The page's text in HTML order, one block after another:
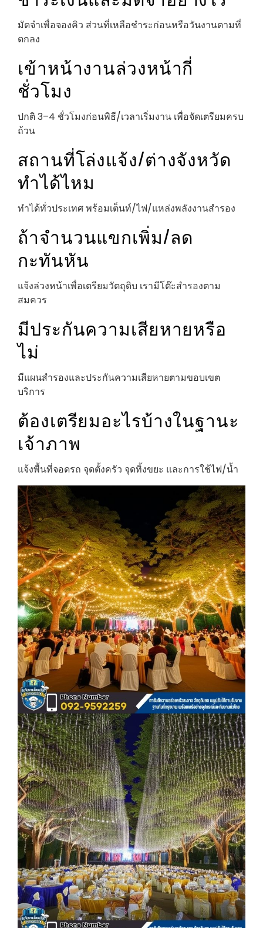
มัดจำเพื่อจองคิว ส่วนที่เหลือชำระก่อนหรือวันงานตามที่
ตกลง
เข้าหน้างานล่วงหน้ากี่
ชั่วโมง
ปกติ 3–4 ชั่วโมงก่อนพิธี/เวลาเริ่มงาน เพื่อจัดเตรียมครบ
ถ้วน
สถานที่โล่งแจ้ง/ต่างจังหวัด
ทำได้ไหม
ทำได้ทั่วประเทศ พร้อมเต็นท์/ไฟ/แหล่งพลังงานสำรอง
ถ้าจำนวนแขกเพิ่ม/ลด
กะทันหัน
แจ้งล่วงหน้าเพื่อเตรียมวัตถุดิบ เรามีโต๊ะสำรองตาม
สมควร
มีประกันความเสียหายหรือ
ไม่
มีแผนสำรองและประกันความเสียหายตามขอบเขต
บริการ
ต้องเตรียมอะไรบ้างในฐานะ
เจ้าภาพ
แจ้งพื้นที่จอดรถ จุดตั้งครัว จุดทิ้งขยะ และการใช้ไฟ/น้ำ